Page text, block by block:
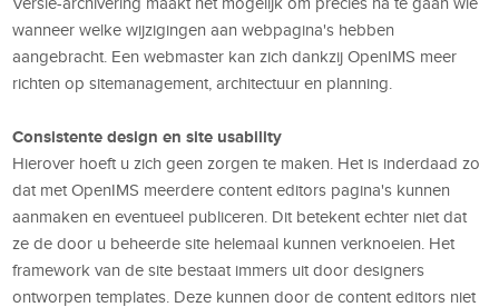
wanneer welke wijzigingen aan webpagina's hebben
aangebracht. Een webmaster kan zich dankzij OpenIMS meer
richten op sitemanagement, architectuur en planning.
Consistente design en site usability
Hierover hoeft u zich geen zorgen te maken. Het is inderdaad zo
dat met OpenIMS meerdere content editors pagina's kunnen
aanmaken en eventueel publiceren. Dit betekent echter niet dat
ze de door u beheerde site helemaal kunnen verknoeien. Het
framework van de site bestaat immers uit door designers
ontworpen templates. Deze kunnen door de content editors niet